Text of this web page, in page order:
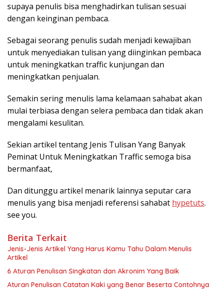
supaya penulis bisa menghadirkan tulisan sesuai
dengan keinginan pembaca.
Sebagai seorang penulis sudah menjadi kewajiban
untuk menyediakan tulisan yang diinginkan pembaca
untuk meningkatkan traffic kunjungan dan
meningkatkan penjualan.
Semakin sering menulis lama kelamaan sahabat akan
mulai terbiasa dengan selera pembaca dan tidak akan
mengalami kesulitan.
Sekian artikel tentang Jenis Tulisan Yang Banyak
Peminat Untuk Meningkatkan Traffic semoga bisa
bermanfaat,
Dan ditunggu artikel menarik lainnya seputar cara
menulis yang bisa menjadi referensi sahabat hypetuts.
see you.
Berita Terkait
Jenis-Jenis Artikel Yang Harus Kamu Tahu Dalam Menulis
Artikel
6 Aturan Penulisan Singkatan dan Akronim Yang Baik
Aturan Penulisan Catatan Kaki yang Benar Beserta Contohnya